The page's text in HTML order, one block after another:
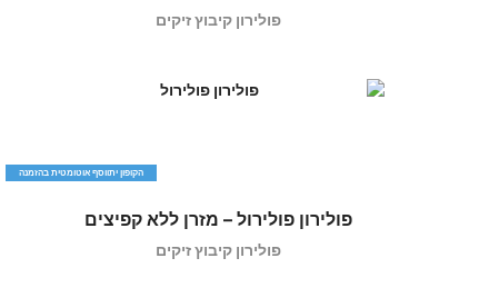
פולירון קיבוץ זיקים
הקופון יתווסף אוטומטית בהזמנה
פולירון פולירול – מזרן ללא קפיצים
פולירון קיבוץ זיקים